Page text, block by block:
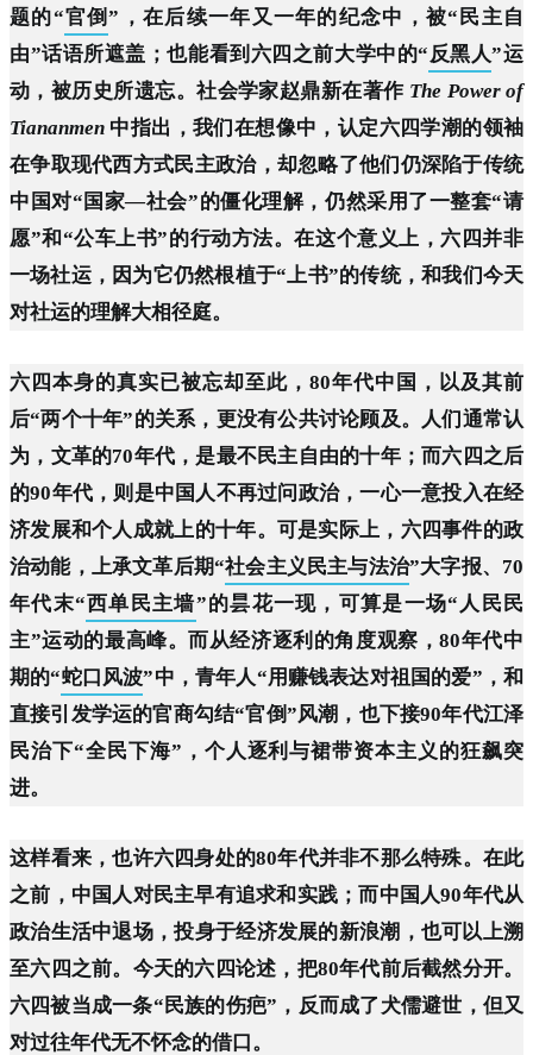
题的“官倒”，在后续一年又一年的纪念中，被“民主自
由”话语所遮盖；也能看到六四之前大学中的“反黑人”运
动，被历史所遗忘。社会学家赵鼎新在著作 The Power of
Tiananmen 中指出，我们在想像中，认定六四学潮的领袖
在争取现代西方式民主政治，却忽略了他们仍深陷于传统
中国对“国家—社会”的僵化理解，仍然采用了一整套“请
愿”和“公车上书”的行动方法。在这个意义上，六四并非
一场社运，因为它仍然根植于“上书”的传统，和我们今天
对社运的理解大相径庭。
六四本身的真实已被忘却至此，80年代中国，以及其前
后“两个十年”的关系，更没有公共讨论顾及。人们通常认
为，文革的70年代，是最不民主自由的十年；而六四之后
的90年代，则是中国人不再过问政治，一心一意投入在经
济发展和个人成就上的十年。可是实际上，六四事件的政
治动能，上承文革后期“社会主义民主与法治”大字报、70
年代末“ 西单民主墙”的昙花一现，可算是一场“人民民
主”运动的最高峰。而从经济逐利的角度观察，80年代中
期的“蛇口风波”中，青年人“用赚钱表达对祖国的爱”，和
直接引发学运的官商勾结“官倒”风潮，也下接90年代江泽
民治下“全民下海”，个人逐利与裙带资本主义的狂飙突
进。
这样看来，也许六四身处的80年代并非不那么特殊。在此
之前，中国人对民主早有追求和实践；而中国人90年代从
政治生活中退场，投身于经济发展的新浪潮，也可以上溯
至六四之前。今天的六四论述，把80年代前后截然分开。
六四被当成一条“民族的伤疤”，反而成了犬儒避世，但又
对过往年代无不怀念的借口。